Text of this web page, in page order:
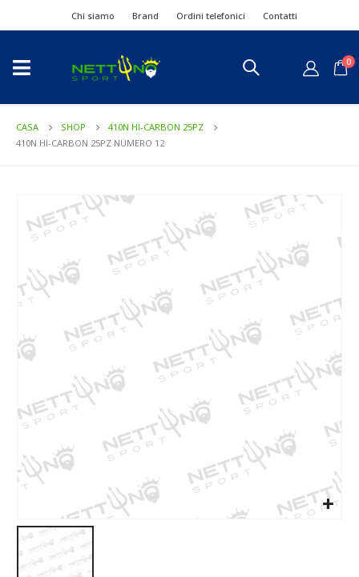
Chi siamo Brand Ordini telefonici Contatti
0
CASA SHOP
410N HI-CARBON 25PZ
410N HI-CARBON 25PZ NUMERO 12